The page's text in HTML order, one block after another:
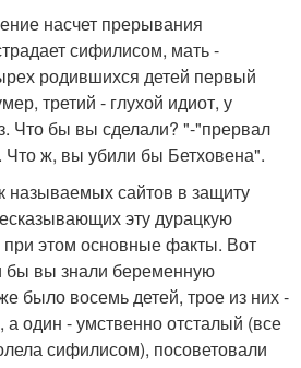
насчет прерывания
сифилисом, мать -
родившихся детей первый
третий - глухой идиот, у
Что бы вы сделали? "-"прервал
Что ж, вы убили бы Бетховена".
называемых сайтов в защиту
эту дурацкую
при этом основные факты. Вот
бы вы знали беременную
было восемь детей, трое из них -
а один - умственно отсталый (все
сифилисом), посоветовали